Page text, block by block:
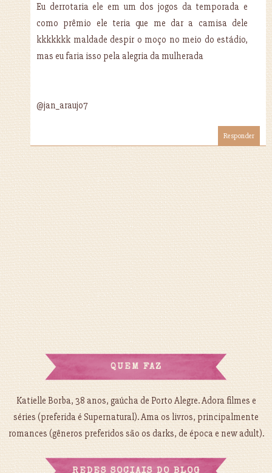
Eu derrotaria ele em um dos jogos da temporada e
como prêmio ele teria que me dar a camisa dele
kkkkkkk maldade despir o moço no meio do estádio,
mas eu faria isso pela alegria da mulherada
@jan_araujo7
Responder
QUEM FAZ
Katielle Borba, 38 anos, gaúcha de Porto Alegre. Adora filmes e
séries (preferida é Supernatural). Ama os livros, principalmente
romances (gêneros preferidos são os darks, de época e new adult).
REDES SOCIAIS DO BLOG